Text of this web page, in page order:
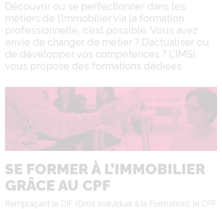
Découvrir ou se perfectionner dans les
métiers de l’immobilier via la formation
professionnelle, c’est possible. Vous avez
envie de changer de métier ? D’actualiser ou
de développer vos compétences ? L’IMSI
vous propose des formations dédiées.
SE FORMER À L’IMMOBILIER
GRÂCE AU CPF
Remplaçant le DIF (Droit Individuel à la Formation), le CPF